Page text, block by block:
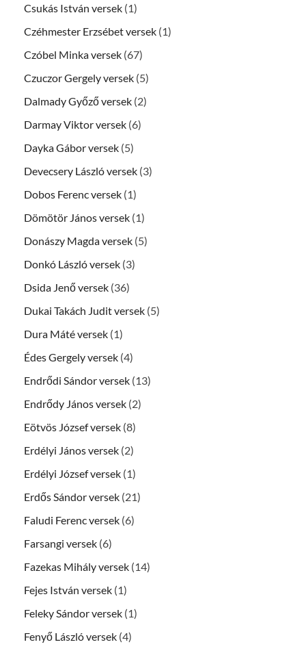
Csukás István versek (1)
Czéhmester Erzsébet versek (1)
Czóbel Minka versek (67)
Czuczor Gergely versek (5)
Dalmady Győző versek (2)
Darmay Viktor versek (6)
Dayka Gábor versek (5)
Devecsery László versek (3)
Dobos Ferenc versek (1)
Dömötör János versek (1)
Donászy Magda versek (5)
Donkó László versek (3)
Dsida Jenő versek (36)
Dukai Takách Judit versek (5)
Dura Máté versek (1)
Édes Gergely versek (4)
Endrődi Sándor versek (13)
Endrődy János versek (2)
Eötvös József versek (8)
Erdélyi János versek (2)
Erdélyi József versek (1)
Erdős Sándor versek (21)
Faludi Ferenc versek (6)
Farsangi versek (6)
Fazekas Mihály versek (14)
Fejes István versek (1)
Feleky Sándor versek (1)
Fenyő László versek (4)